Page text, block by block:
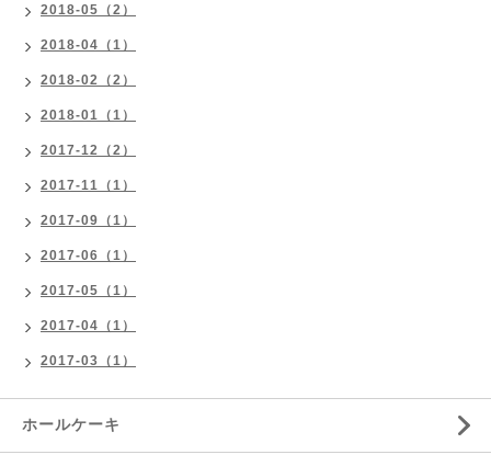
2018-05（2）
2018-04（1）
2018-02（2）
2018-01（1）
2017-12（2）
2017-11（1）
2017-09（1）
2017-06（1）
2017-05（1）
2017-04（1）
2017-03（1）
ホールケーキ